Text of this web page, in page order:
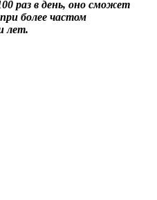
раз в день, оно сможет
более частом
лет.